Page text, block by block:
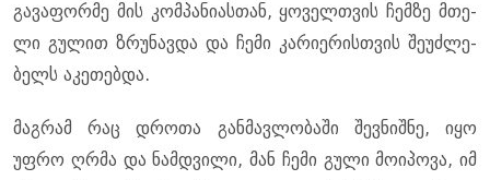
გა­ვა­ფორ­მე მის კომ­პა­ნი­ას­თან, ყო­ველ­თვის ჩემ­ზე მთე­
ლი გუ­ლით ზრუ­ნავ­და და ჩემი კა­რი­ე­რის­თვის შე­უძ­ლე­
ბელს აკე­თებ­და.
მაგ­რამ რაც დრო­თა გან­მავ­ლო­ბა­ში შევ­ნიშ­ნე, იყო
უფრო ღრმა და ნამ­დვი­ლი, მან ჩემი გული მო­ი­პო­ვა, იმ